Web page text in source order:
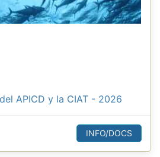
APICD y la CIAT - 2026
INFO/DOCS